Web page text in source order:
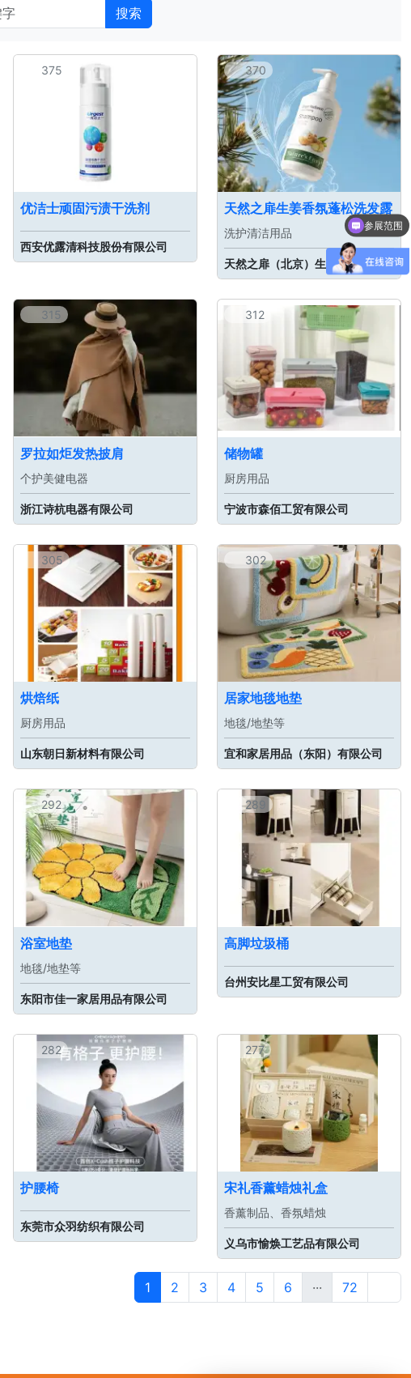
搜索
375
优洁士顽固污渍干洗剂
西安优露清科技股份有限公司
370
天然之扉生姜香氛蓬松洗发露
洗护清洁用品
天然之扉（北京）生物科技有限公司
315
罗拉如炬发热披肩
个护美健电器
浙江诗杭电器有限公司
312
储物罐
厨房用品
宁波市森佰工贸有限公司
305
烘焙纸
厨房用品
山东朝日新材料有限公司
302
居家地毯地垫
地毯/地垫等
宜和家居用品（东阳）有限公司
292
浴室地垫
地毯/地垫等
东阳市佳一家居用品有限公司
289
高脚垃圾桶
台州安比星工贸有限公司
282
护腰椅
东莞市众羽纺织有限公司
277
宋礼香薰蜡烛礼盒
香薰制品、香氛蜡烛
义乌市愉焕工艺品有限公司
1 2 3 4 5 6 ··· 72
CCF优势有哪些？
参展范围